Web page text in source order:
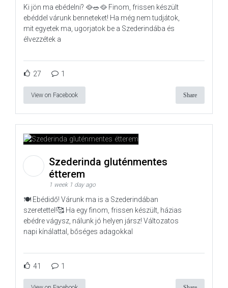
Ki jön ma ebédelni? 🥘🥗🥘 Finom, frissen készült
ebéddel várunk benneteket! Ha még nem tudjátok,
mit egyetek ma, ugorjatok be a Szederindába és
élvezzétek a
27 1
View on Facebook Share
Szederinda gluténmentes
étterem
1 week 1 day ago
🍽️ Ebédidő! Várunk ma is a Szederindában
szeretettel!🥰 Ha egy finom, frissen készült, házias
ebédre vágysz, nálunk jó helyen jársz! Változatos
napi kínálattal, bőséges adagokkal
41 1